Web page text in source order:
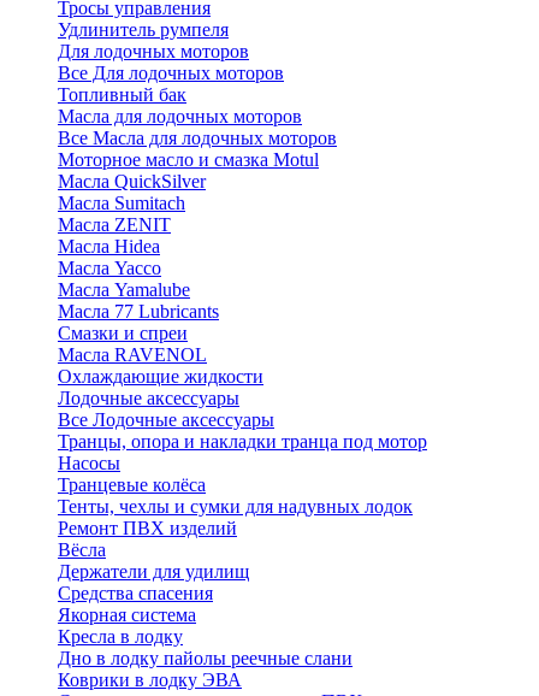
Тросы управления
Удлинитель румпеля
Для лодочных моторов
Все Для лодочных моторов
Топливный бак
Масла для лодочных моторов
Все Масла для лодочных моторов
Моторное масло и смазка Motul
Масла QuickSilver
Масла Sumitach
Масла ZENIT
Масла Hidea
Масла Yacco
Масла Yamalube
Масла 77 Lubricants
Смазки и спреи
Масла RAVENOL
Охлаждающие жидкости
Лодочные аксессуары
Все Лодочные аксессуары
Транцы, опора и накладки транца под мотор
Насосы
Транцевые колёса
Тенты, чехлы и сумки для надувных лодок
Ремонт ПВХ изделий
Вёсла
Держатели для удилищ
Средства спасения
Якорная система
Кресла в лодку
Дно в лодку пайолы реечные слани
Коврики в лодку ЭВА